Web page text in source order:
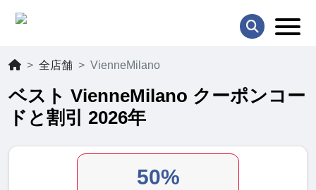
全店舗 VienneMilano
ベスト VienneMilano クーポンコー
ドと割引 2026年
50%